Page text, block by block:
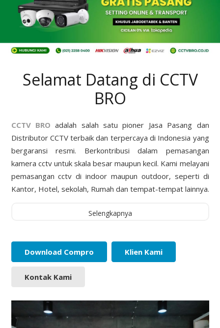
Selamat Datang di CCTV
BRO
CCTV BRO adalah salah satu pioner Jasa Pasang dan
Distributor CCTV terbaik dan terpercaya di Indonesia yang
bergaransi resmi. Berkontribusi dalam pemasangan
kamera cctv untuk skala besar maupun kecil. Kami melayani
pemasangan cctv di indoor maupun outdoor, seperti di
Kantor, Hotel, sekolah, Rumah dan tempat-tempat lainnya.
Selengkapnya
Download Compro Klien Kami
Kontak Kami